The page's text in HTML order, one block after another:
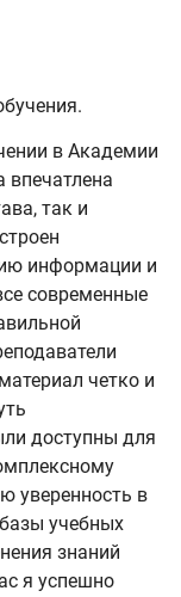
в Академии
впечатлена
так и
информации и
современные
четко и
доступны для
уверенность в
учебных
знаний
я успешно